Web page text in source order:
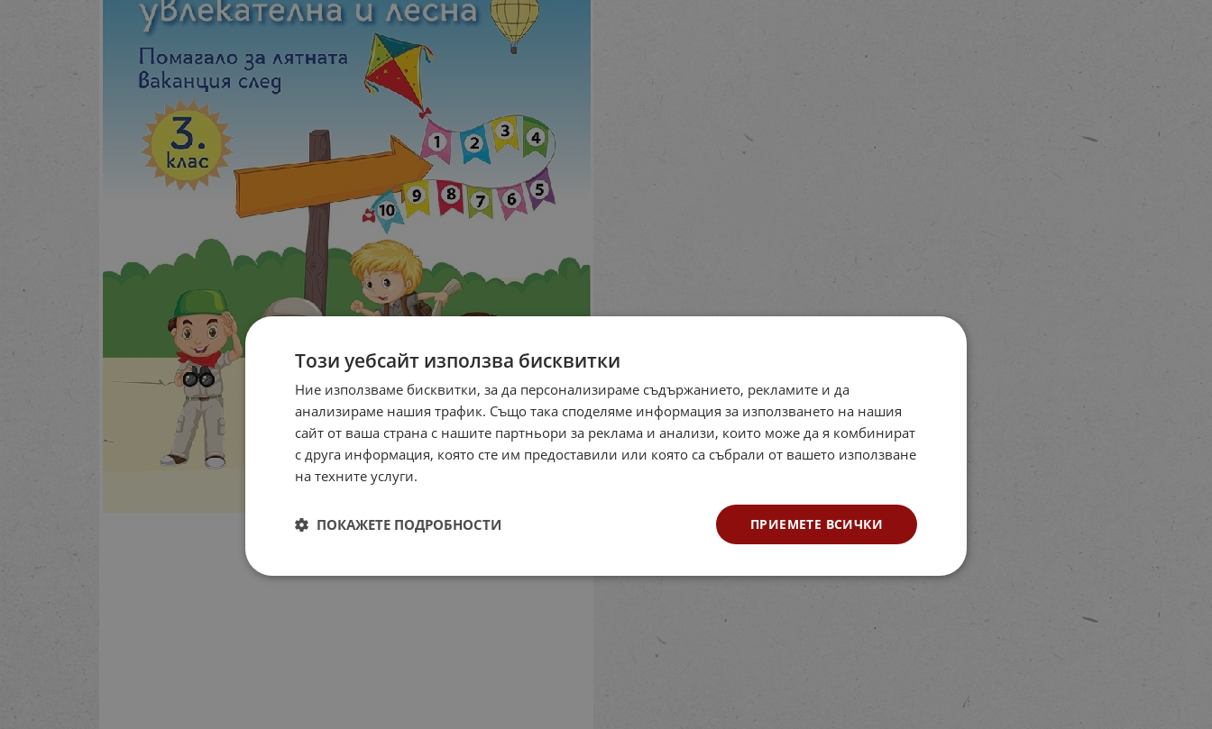
Този уебсайт използва бисквитки
Ние използваме бисквитки, за да персонализираме съдържанието, рекламите и да
анализираме нашия трафик. Също така споделяме информация за използването на нашия
сайт от ваша страна с нашите партньори за реклама и анализи, които може да я комбинират
с друга информация, която сте им предоставили или която са събрали от вашето използване
на техните услуги.
ПРИЕМЕТЕ ВСИЧКИ
ПОКАЖЕТЕ ПОДРОБНОСТИ